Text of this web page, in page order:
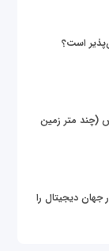
است؟
(چند متر زمین
دیجیتال را